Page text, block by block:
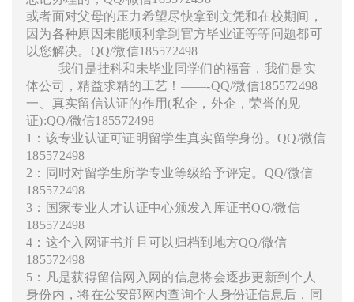
或者面对父母的压力希望尽快拿到文凭和在校期间，
因为各种原因未能顺利拿到官方毕业证等等问题都可
以您解决。QQ/微信185572498
——–我们是挂科和未毕业同学们的福音，我们是实
体公司，精益求精的工艺！——-QQ/微信185572498
一、真实留信认证的作用(私企，外企，荣誉的见
证):QQ/微信185572498
1：该专业认证可证明留学生真实留学身份。QQ/微信
185572498
2：同时对留学生所学专业等级给予评定。QQ/微信
185572498
3：国家专业人才认证中心颁发入库证书QQ/微信
185572498
4：这个入网证书并且可以归档到地方QQ/微信
185572498
5：凡是获得留信网入网的信息将会逐步更新到个人
身份内，将在公安部网内查询个人身份证信息后，同